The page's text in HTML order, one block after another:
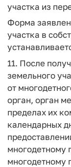
участка из
Форма
участка в
11. После
земельного
от
орган, орган
пределах их
календарных
многодетному
многодетному